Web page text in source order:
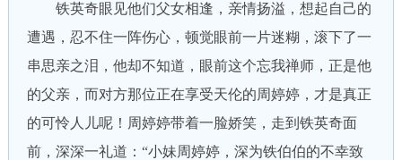
铁英奇眼见他们父女相逢，亲情扬溢，想起自己的
遭遇，忍不住一阵伤心，顿觉眼前一片迷糊，滚下了一
串思亲之泪，他却不知道，眼前这个忘我禅师，正是他
的父亲，而对方那位正在享受天伦的周婷婷，才是真正
的可怜人儿呢！周婷婷带着一脸娇笑，走到铁英奇面
前，深深一礼道：“小妹周婷婷，深为铁伯伯的不幸致